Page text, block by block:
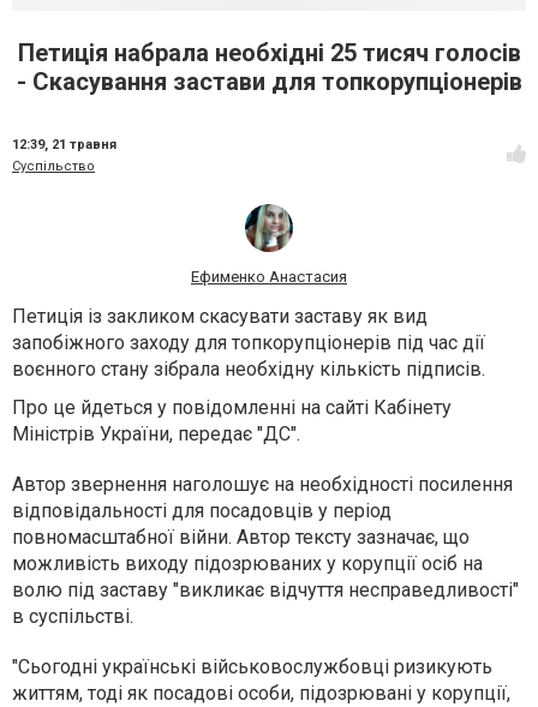
Петиція набрала необхідні 25 тисяч голосів
- Скасування застави для топкорупціонерів
12:39, 21 травня
Суспільство
Ефименко Анастасия
Петиція із закликом скасувати заставу як вид
запобіжного заходу для топкорупціонерів під час дії
воєнного стану зібрала необхідну кількість підписів.
Про це йдеться у повідомленні на сайті Кабінету
Міністрів України, передає "ДС".
Автор звернення наголошує на необхідності посилення
відповідальності для посадовців у період
повномасштабної війни. Автор тексту зазначає, що
можливість виходу підозрюваних у корупції осіб на
волю під заставу "викликає відчуття несправедливості"
в суспільстві.
"Сьогодні українські військовослужбовці ризикують
життям, тоді як посадові особи, підозрювані у корупції,